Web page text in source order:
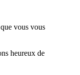
vous vous
heureux de